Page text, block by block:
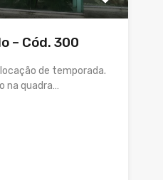
– Cód. 300
de temporada.
na quadra…